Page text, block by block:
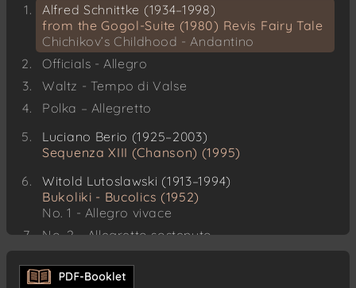
Alfred Schnittke (1934–1998)
from the Gogol-Suite (1980) Revis Fairy Tale
Chichikov’s Childhood - Andantino
Officials - Allegro
Waltz - Tempo di Valse
Polka – Allegretto
Luciano Berio (1925–2003)
Sequenza XIII (Chanson) (1995)
Witold Lutoslawski (1913–1994)
Bukoliki - Bucolics (1952)
No. 1 - Allegro vivace
No. 2 - Allegretto sostenuto
No. 4 - Andantino